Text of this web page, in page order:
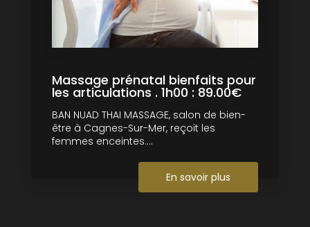
Massage prénatal bienfaits pour
les articulations . 1h00 : 89.00€
BAN NUAD THAI MASSAGE, salon de bien-
être à Cagnes-Sur-Mer, reçoit les
femmes enceintes....
En savoir plus